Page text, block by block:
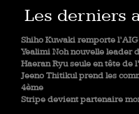
Les derniers
Shiho Kuwaki remporte
Yealimi Noh nouvelle leader
Haeran Ryu seule en tête de
Jeeno Thitikul prend les
4ème
Stripe devient partenaire